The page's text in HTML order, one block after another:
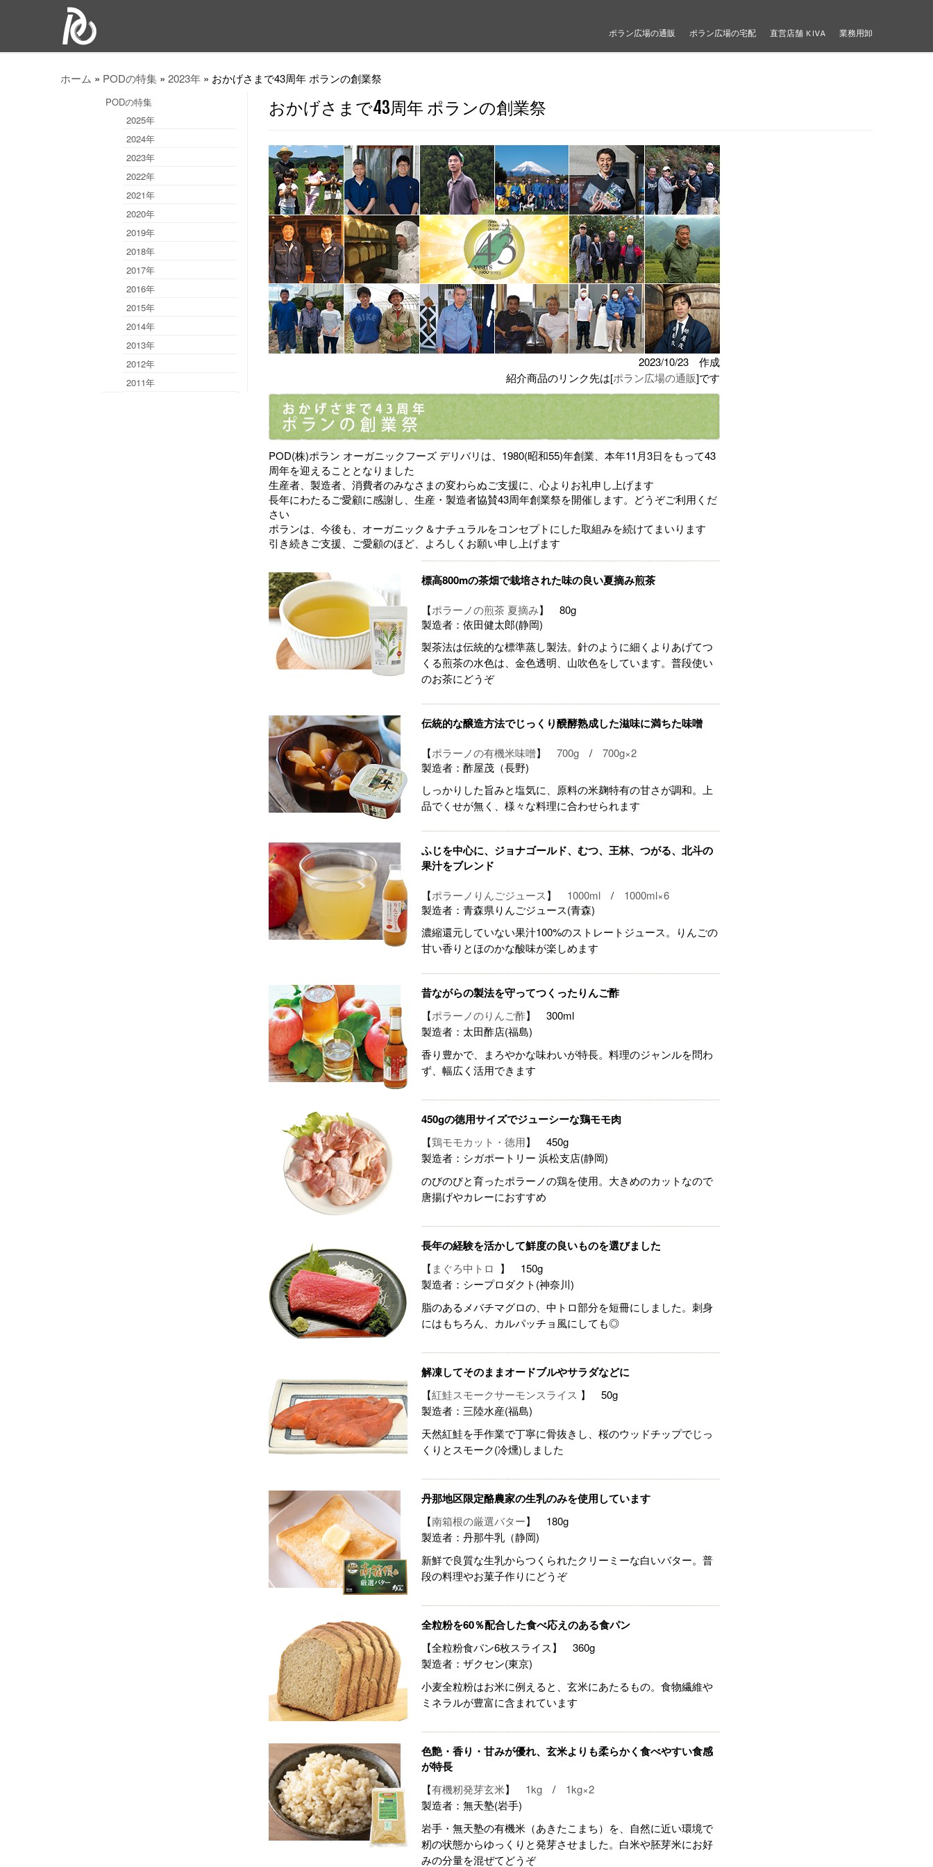
ポラン広場の通販 ポラン広場の宅配 直営店舗 KIVA 業務用卸
ホーム » PODの特集 » 2023年 » おかげさまで43周年 ポランの創業祭
PODの特集
2025年
2024年
2023年
2022年
2021年
2020年
2019年
2018年
2017年
2016年
2015年
2014年
2013年
2012年
2011年
おかげさまで43周年 ポランの創業祭
2023/10/23 作成
紹介商品のリンク先は[ポラン広場の通販]です
POD(株)ポラン オーガニックフーズ デリバリは、1980(昭和55)年創業、本年11月3日をもって43
周年を迎えることとなりました
生産者、製造者、消費者のみなさまの変わらぬご支援に、心よりお礼申し上げます
長年にわたるご愛顧に感謝し、生産・製造者協賛43周年創業祭を開催します。どうぞご利用くだ
さい
ポランは、今後も、オーガニック＆ナチュラルをコンセプトにした取組みを続けてまいります
引き続きご支援、ご愛顧のほど、よろしくお願い申し上げます
標高800mの茶畑で栽培された味の良い夏摘み煎茶
【ポラーノの煎茶 夏摘み】 80g
製造者：依田健太郎(静岡)
製茶法は伝統的な標準蒸し製法。針のように細くよりあげてつ
くる煎茶の水色は、金色透明、山吹色をしています。普段使い
のお茶にどうぞ
伝統的な醸造方法でじっくり醗酵熟成した滋味に満ちた味噌
【ポラーノの有機米味噌】 700g / 700g×2
製造者：酢屋茂（長野)
しっかりした旨みと塩気に、原料の米麹特有の甘さが調和。上
品でくせが無く、様々な料理に合わせられます
ふじを中心に、ジョナゴールド、むつ、王林、つがる、北斗の
果汁をブレンド
【ポラーノりんごジュース】 1000ml / 1000ml×6
製造者：青森県りんごジュース(青森)
濃縮還元していない果汁100%のストレートジュース。りんごの
甘い香りとほのかな酸味が楽しめます
昔ながらの製法を守ってつくったりんご酢
【ポラーノのりんご酢】 300ml
製造者：太田酢店(福島)
香り豊かで、まろやかな味わいが特長。料理のジャンルを問わ
ず、幅広く活用できます
450gの徳用サイズでジューシーな鶏モモ肉
【鶏モモカット・徳用】 450g
製造者：シガポートリー 浜松支店(静岡)
のびのびと育ったポラーノの鶏を使用。大きめのカットなので
唐揚げやカレーにおすすめ
長年の経験を活かして鮮度の良いものを選びました
【 まぐろ中トロ 】 150g
製造者：シープロダクト(神奈川)
脂のあるメバチマグロの、中トロ部分を短冊にしました。刺身
にはもちろん、カルパッチョ風にしても◎
解凍してそのままオードブルやサラダなどに
【紅鮭スモークサーモンスライス 】 50g
製造者：三陸水産(福島)
天然紅鮭を手作業で丁寧に骨抜きし、桜のウッドチップでじっ
くりとスモーク(冷燻)しました
丹那地区限定酪農家の生乳のみを使用しています
【南箱根の厳選バター】 180g
製造者：丹那牛乳（静岡)
新鮮で良質な生乳からつくられたクリーミーな白いバター。普
段の料理やお菓子作りにどうぞ
全粒粉を60％配合した食べ応えのある食パン
【全粒粉食パン6枚スライス】 360g
製造者：ザクセン(東京)
小麦全粒粉はお米に例えると、玄米にあたるもの。食物繊維や
ミネラルが豊富に含まれています
色艶・香り・甘みが優れ、玄米よりも柔らかく食べやすい食感
が特長
【有機籾発芽玄米】 1kg / 1kg×2
製造者：無天塾(岩手)
岩手・無天塾の有機米（あきたこまち）を、自然に近い環境で
籾の状態からゆっくりと発芽させました。白米や胚芽米にお好
みの分量を混ぜてどうぞ